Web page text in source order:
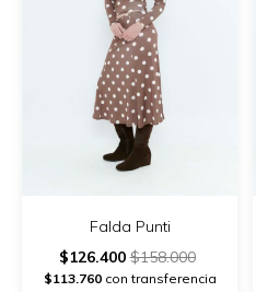
Falda Punti
$126.400$158.000
$113.760con transferencia